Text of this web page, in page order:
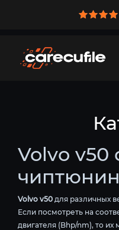
Volvo
Volvo v50 для различных
Если посмотреть на
двигателя (Bhp/nm), то их